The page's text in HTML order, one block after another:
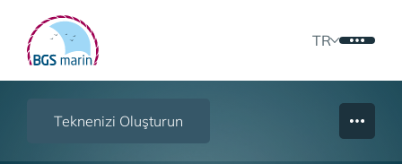
TR
Teknenizi Oluşturun